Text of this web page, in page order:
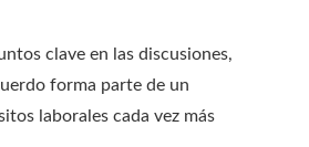
clave en las discusiones,
forma parte de un
laborales cada vez más